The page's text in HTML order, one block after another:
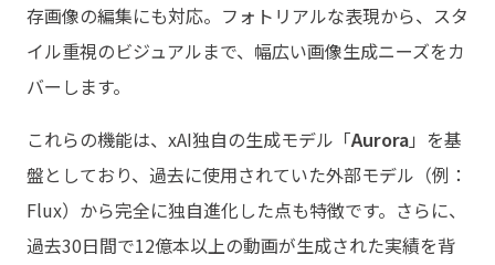
存画像の編集にも対応。フォトリアルな表現から、スタ
イル重視のビジュアルまで、幅広い画像生成ニーズをカ
バーします。
これらの機能は、xAI独自の生成モデル「Aurora」を基
盤としており、過去に使用されていた外部モデル（例：
Flux）から完全に独自進化した点も特徴です。さらに、
過去30日間で12億本以上の動画が生成された実績を背